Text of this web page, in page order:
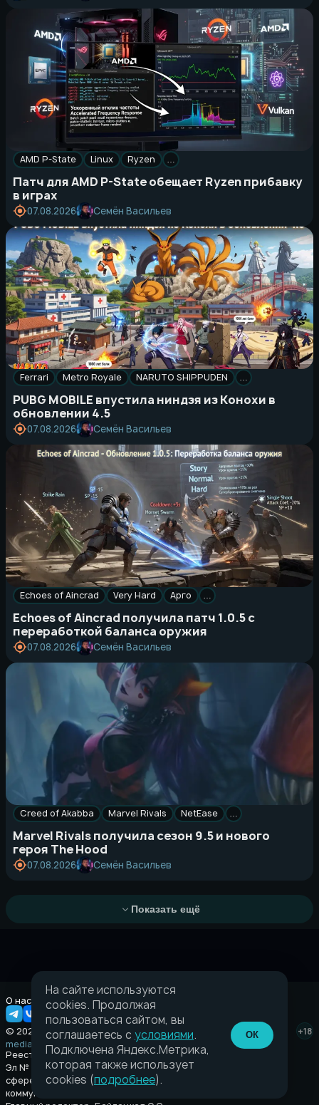
AMD P-State Linux Ryzen …
Патч для AMD P-State обещает Ryzen прибавку
в играх
07.08.2026 Семён Васильев
Ferrari Metro Royale NARUTO SHIPPUDEN …
PUBG MOBILE впустила ниндзя из Конохи в
обновлении 4.5
07.08.2026 Семён Васильев
Echoes of Aincrad Very Hard Арго …
Echoes of Aincrad получила патч 1.0.5 с
переработкой баланса оружия
07.08.2026 Семён Васильев
Creed of Akabba Marvel Rivals NetEase …
Marvel Rivals получила сезон 9.5 и нового
героя The Hood
07.08.2026 Семён Васильев
Показать ещё
О нас Правовая информация
© 2026 Taverna.gg
+18
media@taverna.gg
Реестровая запись:
Эл № ФС77-89710 выдано Федеральной службой по надзору в
сфере связи, информационных технологий и массовых
коммуникаций (Роскомнадзор) от 08 июля 2025.
На сайте используются
cookies. Продолжая
пользоваться сайтом, вы
соглашаетесь с условиями.
Подключена Яндекс.Метрика,
которая также использует
cookies (подробнее).
ОК